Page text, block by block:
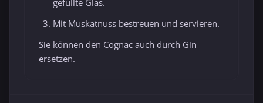
Mit Muskatnuss bestreuen und servieren.
Sie können den Cognac auch durch Gin
ersetzen.